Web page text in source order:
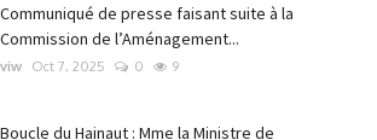
Communiqué de presse faisant suite à la
Commission de l’Aménagement...
viw Oct 7, 2025 0 9
Boucle du Hainaut : Mme la Ministre de